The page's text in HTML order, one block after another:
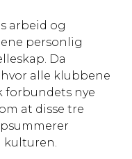
arbeid og
personlig
Da
alle klubbene
forbundets nye
at disse tre
kulturen.